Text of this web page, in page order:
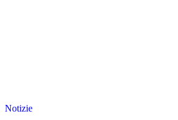
Notizie